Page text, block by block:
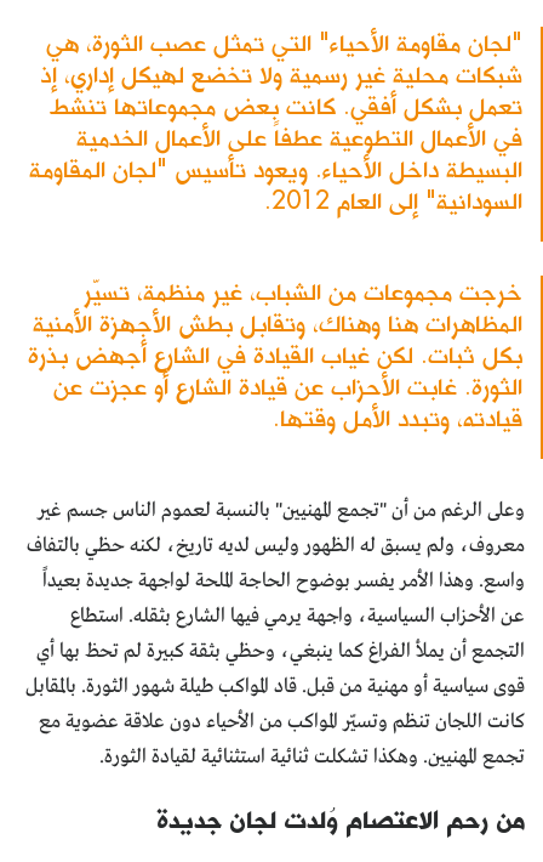
"لجان مقاومة الأحياء" التي تمثل عصب الثورة، هي
شبكات محلية غير رسمية ولا تخضع لهيكل إداري، إذ
تعمل بشكل أفقي. كانت بعض مجموعاتها تنشط
في الأعمال التطوعية عطفاً على الأعمال الخدمية
البسيطة داخل الأحياء. ويعود تأسيس "لجان المقاومة
السودانية" إلى العام 2012.
خرجت مجموعات من الشباب، غير منظمة، تسيّر
المظاهرات هنا وهناك، وتقابل بطش الأجهزة الأمنية
بكل ثبات. لكن غياب القيادة في الشارع أجهض بذرة
الثورة. غابت الأحزاب عن قيادة الشارع أو عجزت عن
قيادته، وتبدد الأمل وقتها.
وعلى الرغم من أن "تجمع المهنيين" بالنسبة لعموم الناس جسم غير
معروف، ولم يسبق له الظهور وليس لديه تاريخ، لكنه حظي بالتفاف
واسع. وهذا الأمر يفسر بوضوح الحاجة الملحة لواجهة جديدة بعيداً
عن الأحزاب السياسية، واجهة يرمي فيها الشارع بثقله. استطاع
التجمع أن يملأ الفراغ كما ينبغي، وحظي بثقة كبيرة لم تحظ بها أي
قوى سياسية أو مهنية من قبل. قاد المواكب طيلة شهور الثورة. بالمقابل
كانت اللجان تنظم وتسيّر المواكب من الأحياء دون علاقة عضوية مع
تجمع المهنيين. وهكذا تشكلت ثنائية استثنائية لقيادة الثورة.
من رحم الاعتصام وُلدت لجان جديدة